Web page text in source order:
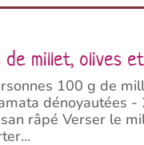
de millet, olives
100 g de
dénoyautées
râpé Verser le